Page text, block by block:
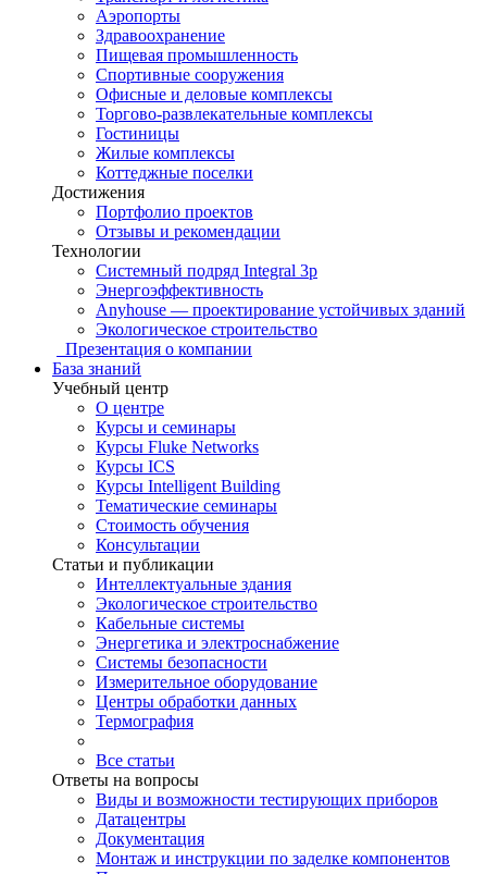
Аэропорты
Здравоохранение
Пищевая промышленность
Спортивные сооружения
Офисные и деловые комплексы
Торгово-развлекательные комплексы
Гостиницы
Жилые комплексы
Коттеджные поселки
Достижения
Портфолио проектов
Отзывы и рекомендации
Технологии
Системный подряд Integral 3p
Энергоэффективность
Anyhouse — проектирование устойчивых зданий
Экологическое строительство
Презентация о компании
База знаний
Учебный центр
О центре
Курсы и семинары
Курсы Fluke Networks
Курсы ICS
Курсы Intelligent Building
Тематические семинары
Стоимость обучения
Консультации
Статьи и публикации
Интеллектуальные здания
Экологическое строительство
Кабельные системы
Энергетика и электроснабжение
Системы безопасности
Измерительное оборудование
Центры обработки данных
Термография
Все статьи
Ответы на вопросы
Виды и возможности тестирующих приборов
Датацентры
Документация
Монтаж и инструкции по заделке компонентов